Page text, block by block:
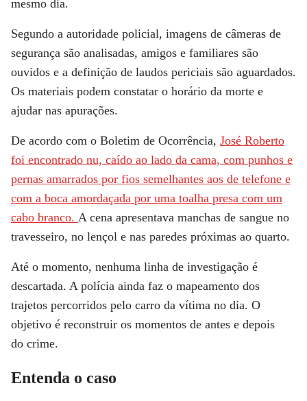
mesmo dia.
Segundo a autoridade policial, imagens de câmeras de
segurança são analisadas, amigos e familiares são
ouvidos e a definição de laudos periciais são aguardados.
Os materiais podem constatar o horário da morte e
ajudar nas apurações.
De acordo com o Boletim de Ocorrência, José Roberto
foi encontrado nu, caído ao lado da cama, com punhos e
pernas amarrados por fios semelhantes aos de telefone e
com a boca amordaçada por uma toalha presa com um
cabo branco. A cena apresentava manchas de sangue no
travesseiro, no lençol e nas paredes próximas ao quarto.
Até o momento, nenhuma linha de investigação é
descartada. A polícia ainda faz o mapeamento dos
trajetos percorridos pelo carro da vítima no dia. O
objetivo é reconstruir os momentos de antes e depois
do crime.
Entenda o caso